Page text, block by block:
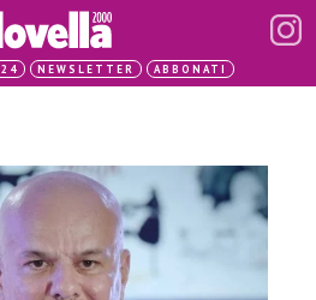
NEWSLETTER ABBONATI